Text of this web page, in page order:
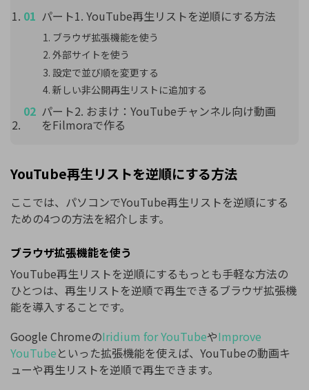
パート1. YouTube再生リストを逆順にする方法
ブラウザ拡張機能を使う
外部サイトを使う
設定で並び順を変更する
新しい非公開再生リストに追加する
パート2. おまけ：YouTubeチャンネル向け動画
をFilmoraで作る
YouTube再生リストを逆順にする方法
ここでは、パソコンでYouTube再生リストを逆順にする
ための4つの方法を紹介します。
ブラウザ拡張機能を使う
YouTube再生リストを逆順にするもっとも手軽な方法の
ひとつは、再生リストを逆順で再生できるブラウザ拡張機
能を導入することです。
Google ChromeのIridium for YouTubeやImprove
YouTubeといった拡張機能を使えば、YouTubeの動画キ
ューや再生リストを逆順で再生できます。